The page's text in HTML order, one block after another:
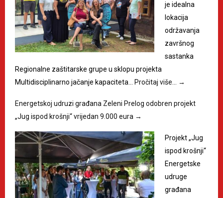
je idealna
lokacija
održavanja
završnog
sastanka
Regionalne zaštitarske grupe u sklopu projekta
Multidisciplinarno jačanje kapaciteta…
Pročitaj više… →
Energetskoj udruzi građana Zeleni Prelog odobren projekt
„Jug ispod krošnji“ vrijedan 9.000 eura →
Projekt „Jug
ispod krošnji“
Energetske
udruge
građana